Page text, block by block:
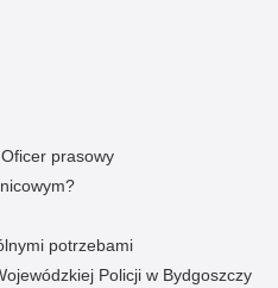
Oficer prasowy
potrzebami
Policji w Bydgoszczy